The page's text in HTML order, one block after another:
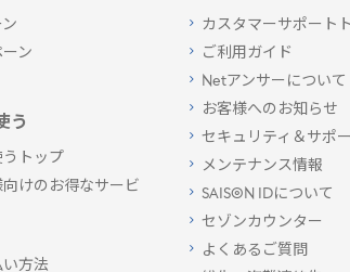
ン
う
トップ
けのお得なサービ
い方法
カスタマーサポート
ご利用ガイド
Netアンサーについて
お客様へのお知らせ
セキュリティ＆サポ
メンテナンス情報
SAISON IDについて
セゾンカウンター
よくあるご質問